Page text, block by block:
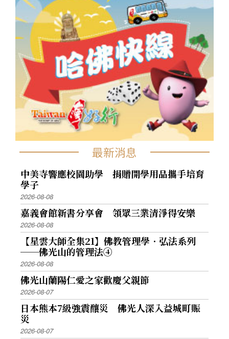
最新消息
中美寺響應校園助學 捐贈開學用品攜手培育
學子
2026-08-08
嘉義會館新書分享會 領眾三業清淨得安樂
2026-08-08
【星雲大師全集21】佛教管理學．弘法系列
──佛光山的管理法④
2026-08-08
佛光山蘭陽仁愛之家歡慶父親節
2026-08-07
日本熊本7級強震釀災 佛光人深入益城町賑
災
2026-08-07